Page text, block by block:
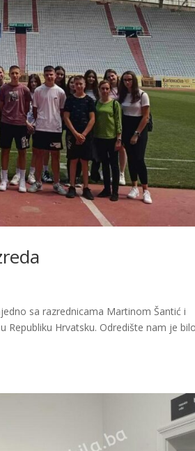
sa razrednicama Martinom Šantić i
Hrvatsku. Odredište nam je